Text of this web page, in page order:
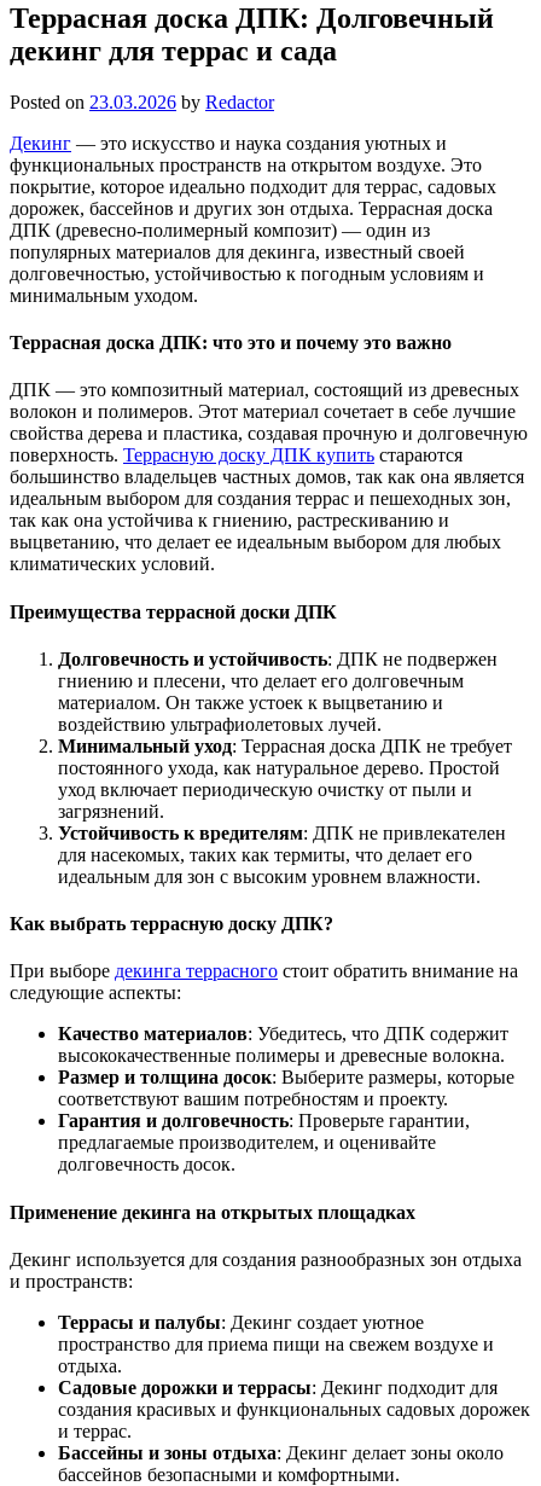
Террасная доска ДПК: Долговечный
декинг для террас и сада
Posted on 23.03.2026 by Redactor
Декинг — это искусство и наука создания уютных и
функциональных пространств на открытом воздухе. Это
покрытие, которое идеально подходит для террас, садовых
дорожек, бассейнов и других зон отдыха. Террасная доска
ДПК (древесно-полимерный композит) — один из
популярных материалов для декинга, известный своей
долговечностью, устойчивостью к погодным условиям и
минимальным уходом.
Террасная доска ДПК: что это и почему это важно
ДПК — это композитный материал, состоящий из древесных
волокон и полимеров. Этот материал сочетает в себе лучшие
свойства дерева и пластика, создавая прочную и долговечную
поверхность. Террасную доску ДПК купить стараются
большинство владельцев частных домов, так как она является
идеальным выбором для создания террас и пешеходных зон,
так как она устойчива к гниению, растрескиванию и
выцветанию, что делает ее идеальным выбором для любых
климатических условий.
Преимущества террасной доски ДПК
Долговечность и устойчивость: ДПК не подвержен
гниению и плесени, что делает его долговечным
материалом. Он также устоек к выцветанию и
воздействию ультрафиолетовых лучей.
Минимальный уход: Террасная доска ДПК не требует
постоянного ухода, как натуральное дерево. Простой
уход включает периодическую очистку от пыли и
загрязнений.
Устойчивость к вредителям: ДПК не привлекателен
для насекомых, таких как термиты, что делает его
идеальным для зон с высоким уровнем влажности.
Как выбрать террасную доску ДПК?
При выборе декинга террасного стоит обратить внимание на
следующие аспекты:
Качество материалов: Убедитесь, что ДПК содержит
высококачественные полимеры и древесные волокна.
Размер и толщина досок: Выберите размеры, которые
соответствуют вашим потребностям и проекту.
Гарантия и долговечность: Проверьте гарантии,
предлагаемые производителем, и оценивайте
долговечность досок.
Применение декинга на открытых площадках
Декинг используется для создания разнообразных зон отдыха
и пространств:
Террасы и палубы: Декинг создает уютное
пространство для приема пищи на свежем воздухе и
отдыха.
Садовые дорожки и террасы: Декинг подходит для
создания красивых и функциональных садовых дорожек
и террас.
Бассейны и зоны отдыха: Декинг делает зоны около
бассейнов безопасными и комфортными.